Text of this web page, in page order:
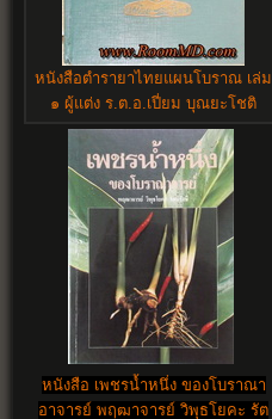
หนังสือตำรายาไทยแผนโบราณ เล่ม
๑ ผู้แต่ง ร.ต.อ.เปี่ยม บุณยะโชติ
หนังสือ เพชรน้ำหนึ่ง ของโบราณา
อาจารย์ พฤฒาจารย์ วิพุธโยคะ รัต